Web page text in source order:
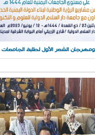
الشعر الأول لطلبة الجامعات